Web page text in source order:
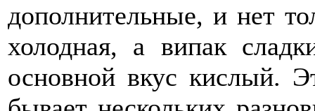
дополнительные, и нет
холодная, а випак
основной вкус кислый.